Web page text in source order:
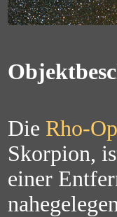
Die Rho-
Skorpion,
einer